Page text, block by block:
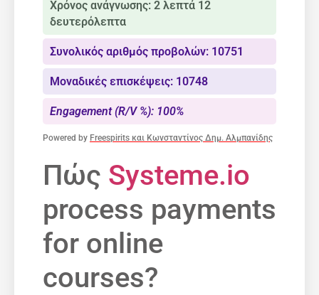
Χρόνος ανάγνωσης: 2 λεπτά 12
δευτερόλεπτα
Συνολικός αριθμός προβολών: 10751
Μοναδικές επισκέψεις: 10748
Engagement (R/V %): 100%
Powered by Freespirits και Κωνσταντίνος Δημ. Αλμπανίδης
Πώς Systeme.io
process payments
for online
courses?